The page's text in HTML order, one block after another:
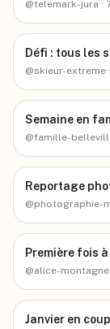
@telemark-jura ·
Défi : tous les
@skieur-extreme
Semaine en
@famille-
Reportage
@photographie-
Première fois
@alice-montagne
Janvier en